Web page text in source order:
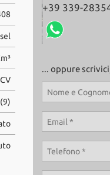
+39 339-
... oppure